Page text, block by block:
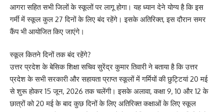
आगरा सहित सभी जिलों के स्कूलों पर लागू होगा। यह ध्यान देने योग्य है कि इस
गर्मी में स्कूल कुल 27 दिनों के लिए बंद रहेंगे। इसके अतिरिक्त, इस दौरान समर
कैंप भी आयोजित किए जाएंगे।
स्कूल कितने दिनों तक बंद रहेंगे?
उत्तर प्रदेश के बेसिक शिक्षा सचिव सुरेंद्र कुमार तिवारी ने बताया है कि उत्तर
प्रदेश के सभी सरकारी और सहायता प्राप्त स्कूलों में गर्मियों की छुट्टियां 20 मई
से शुरू होकर 15 जून, 2026 तक चलेंगी। इसके अलावा, कक्षा 9, 10 और 12 के
छात्रों को 20 मई के बाद कुछ दिनों के लिए अतिरिक्त कक्षाओं के लिए स्कूल